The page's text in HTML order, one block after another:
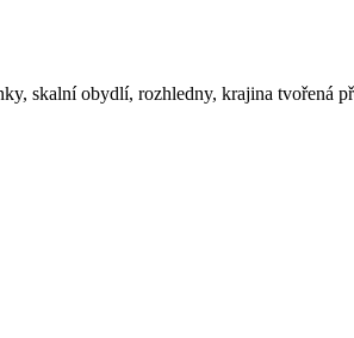
skalní obydlí, rozhledny, krajina